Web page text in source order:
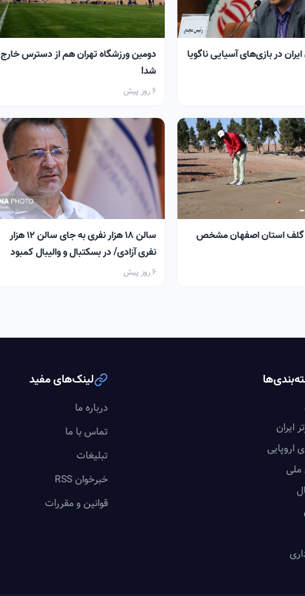
در بازی‌های آسیایی ناگویا
دومین ورزشگاه تهران هم از دسترس خارج
شد!
6 روز پیش
استان اصفهان مشخص
سالن ۱۸ هزار نفری به جای سالن ۱۲ هزار
نفری آزادی/ در بسکتبال و والیبال کمبود
سالن داریم
6 روز پیش
ایران
اروپایی
ملی
لینک‌های مفید
درباره ما
تماس با ما
تبلیغات
خبرخوان RSS
قوانین و مقررات